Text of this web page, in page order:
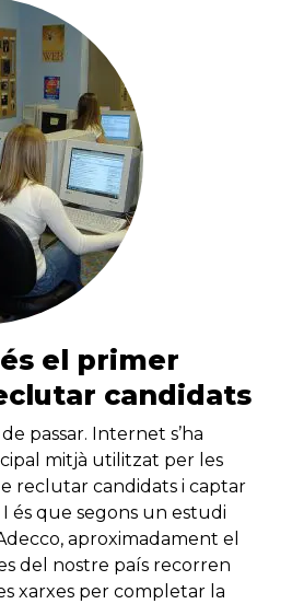
el primer
candidats
passar. Internet s’ha
mitjà utilitzat per les
reclutar candidats i captar
és que segons un estudi
aproximadament el
del nostre país recorren
xarxes per completar la